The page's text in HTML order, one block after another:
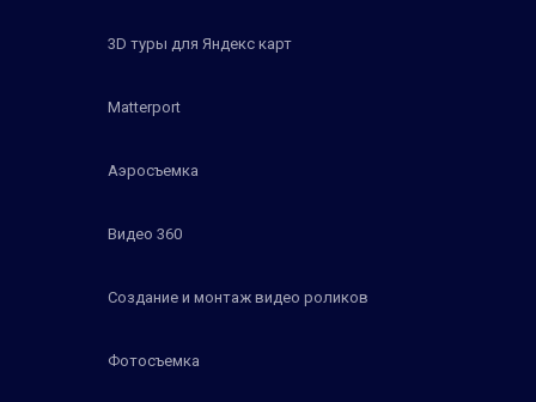
3D туры для Яндекс карт
Matterport
Аэросъемка
Видео 360
Создание и монтаж видео роликов
Фотосъемка